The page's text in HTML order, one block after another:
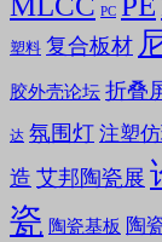
PC
塑料 复合板材
胶外壳论坛 折叠
达 氛围灯 注塑
造 艾邦陶瓷展
瓷 陶瓷基板 陶